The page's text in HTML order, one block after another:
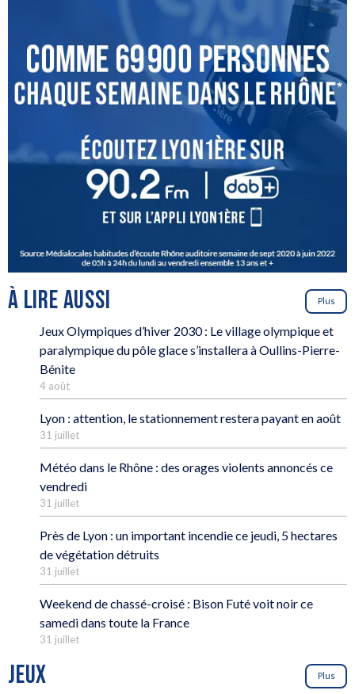
À LIRE AUSSI Plus
Jeux Olympiques d’hiver 2030 : Le village olympique et
paralympique du pôle glace s’installera à Oullins-Pierre-
Bénite
4 août
Lyon : attention, le stationnement restera payant en août
31 juillet
Météo dans le Rhône : des orages violents annoncés ce
vendredi
31 juillet
Près de Lyon : un important incendie ce jeudi, 5 hectares
de végétation détruits
31 juillet
Weekend de chassé-croisé : Bison Futé voit noir ce
samedi dans toute la France
31 juillet
JEUX Plus